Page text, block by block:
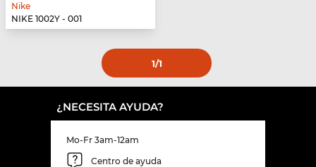
Nike
NIKE 1002Y - 001
1/1
¿NECESITA AYUDA?
Mo-Fr 3am-12am
Centro de ayuda